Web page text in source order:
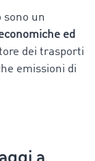
sono un
ed
dei trasporti
emissioni di